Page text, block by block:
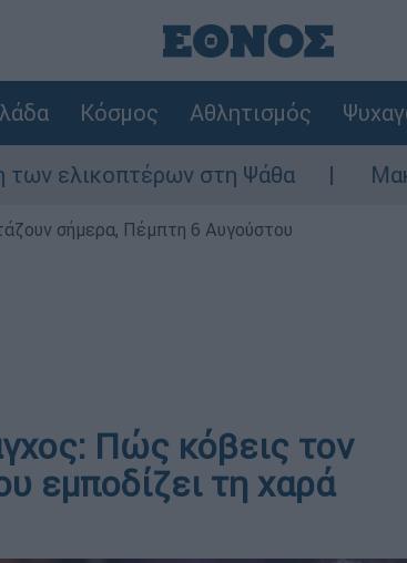
Κόσμος Αθλητισμός
στη Ψάθα
σήμερα, Πέμπτη 6 Αυγούστου
Πώς κόβεις τον
εμποδίζει τη χαρά